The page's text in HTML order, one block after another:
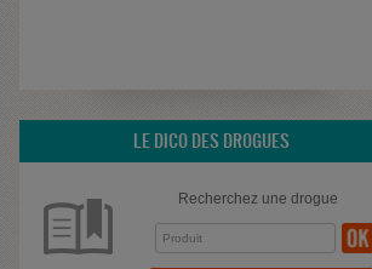
LE DICO DES DROGUES
Recherchez une drogue